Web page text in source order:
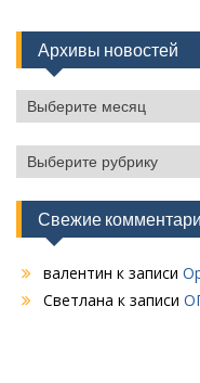
Архивы новостей
Архивы
новостей
Рубрики
Свежие
валентин к записи
Светлана к записи